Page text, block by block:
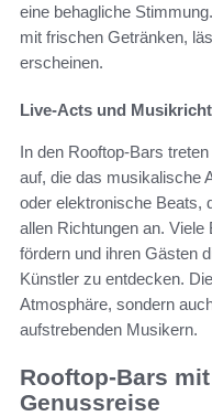
eine behagliche
mit frischen Getränken,
erscheinen.
Live-Acts und
In den Rooftop-Bars
auf, die das musikalische
oder elektronische Beats,
allen Richtungen an.
fördern und ihren Gästen
Künstler zu entdecken.
Atmosphäre, sondern
aufstrebenden Musikern.
Rooftop-Bars
Genussreise